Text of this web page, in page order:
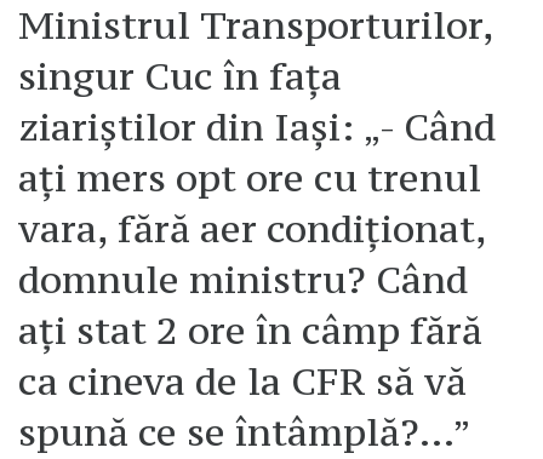
Ministrul Transporturilor,
singur Cuc în fața
ziariștilor din Iași: „- Când
ați mers opt ore cu trenul
vara, fără aer condiționat,
domnule ministru? Când
ați stat 2 ore în câmp fără
ca cineva de la CFR să vă
spună ce se întâmplă?…”